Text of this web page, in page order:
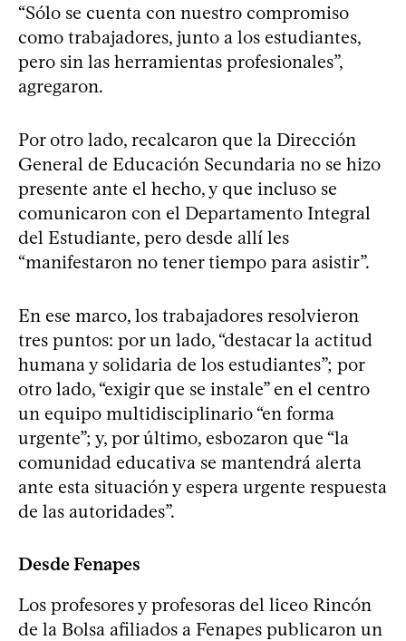
“Sólo se cuenta con nuestro compromiso
como trabajadores, junto a los estudiantes,
pero sin las herramientas profesionales”,
agregaron.
Por otro lado, recalcaron que la Dirección
General de Educación Secundaria no se hizo
presente ante el hecho, y que incluso se
comunicaron con el Departamento Integral
del Estudiante, pero desde allí les
“manifestaron no tener tiempo para asistir”.
En ese marco, los trabajadores resolvieron
tres puntos: por un lado, “destacar la actitud
humana y solidaria de los estudiantes”; por
otro lado, “exigir que se instale” en el centro
un equipo multidisciplinario “en forma
urgente”; y, por último, esbozaron que “la
comunidad educativa se mantendrá alerta
ante esta situación y espera urgente respuesta
de las autoridades”.
Desde Fenapes
Los profesores y profesoras del liceo Rincón
de la Bolsa afiliados a Fenapes publicaron un